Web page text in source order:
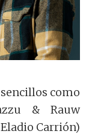
como
& Rauw
Carrión)